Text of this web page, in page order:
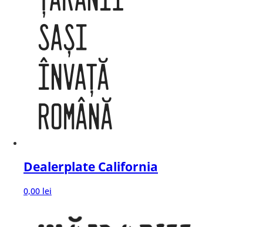
Dealerplate California
0,00 lei